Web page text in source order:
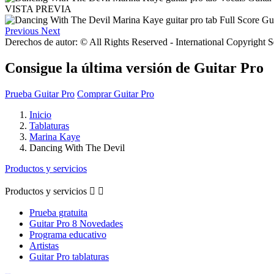
VISTA PREVIA
Previous Next
Derechos de autor: © All Rights Reserved - International Copyright
Consigue la última versión de Guitar Pro
Prueba Guitar Pro Comprar Guitar Pro
Inicio
Tablaturas
Marina Kaye
Dancing With The Devil
Productos y servicios
Productos y servicios  
Prueba gratuita
Guitar Pro 8 Novedades
Programa educativo
Artistas
Guitar Pro tablaturas